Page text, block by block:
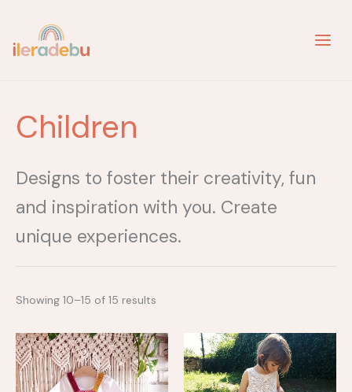
content
Children
Designs to foster their creativity, fun
and inspiration with you. Create
unique experiences.
Showing 10–15 of 15 results